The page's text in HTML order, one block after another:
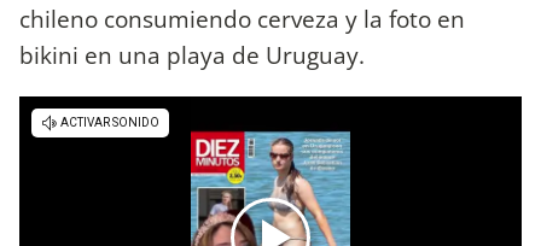
chileno consumiendo cerveza y la foto en
bikini en una playa de Uruguay.